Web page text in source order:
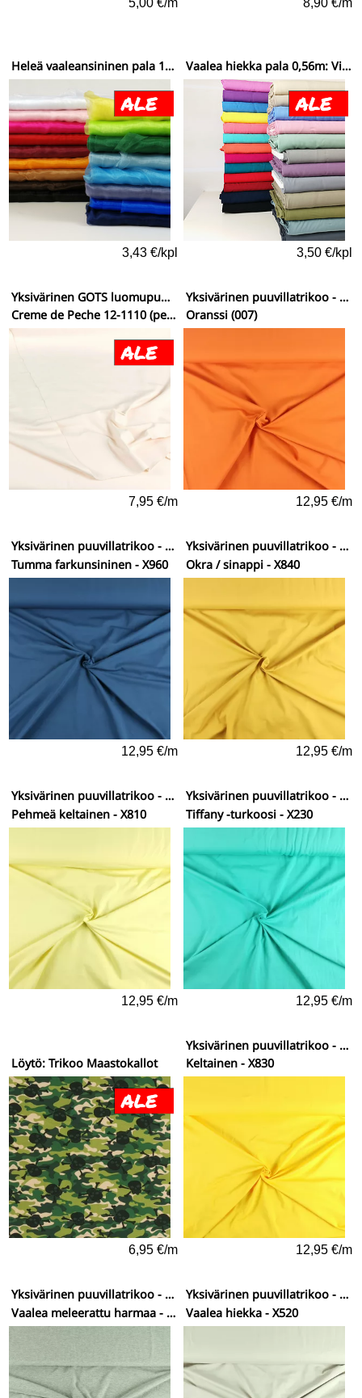
5,00 €/m 8,90 €/m
Heleä vaaleansininen pala 1m: Organza yksivärinen
3,43 €/kpl
Vaalea hiekka pala 0,56m: Viskoosi yksivärinen ohut
3,50 €/kpl
Yksivärinen GOTS luomupuuvillatrikoo (New York)
Creme de Peche 12-1110 (persikka-kerma)
7,95 €/m
Yksivärinen puuvillatrikoo - hyvin joustava
Oranssi (007)
12,95 €/m
Yksivärinen puuvillatrikoo - vähän elastaania
Tumma farkunsininen - X960
12,95 €/m
Yksivärinen puuvillatrikoo - vähän elastaania
Okra / sinappi - X840
12,95 €/m
Yksivärinen puuvillatrikoo - vähän elastaania
Pehmeä keltainen - X810
12,95 €/m
Yksivärinen puuvillatrikoo - vähän elastaania
Tiffany -turkoosi - X230
12,95 €/m
Löytö: Trikoo Maastokallot
6,95 €/m
Yksivärinen puuvillatrikoo - vähän elastaania
Keltainen - X830
12,95 €/m
Yksivärinen puuvillatrikoo - vähän elastaania
Vaalea meleerattu harmaa - X651
Yksivärinen puuvillatrikoo - vähän elastaania
Vaalea hiekka - X520